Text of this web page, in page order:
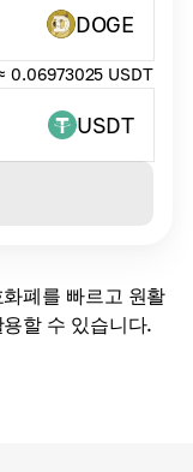
폐를 빠르고 원활
할 수 있습니다.
DOGE
0.06973025 USDT
USDT